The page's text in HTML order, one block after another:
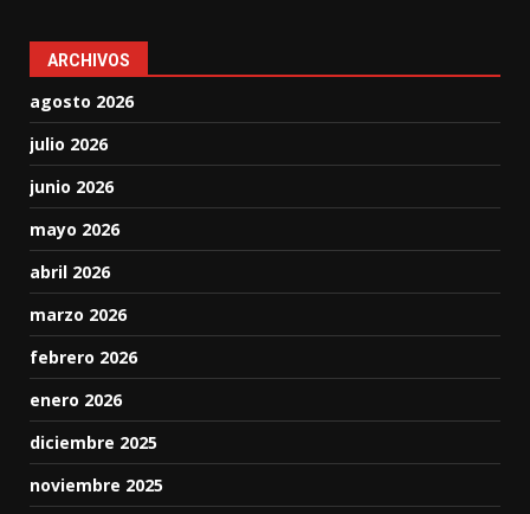
ARCHIVOS
agosto 2026
julio 2026
junio 2026
mayo 2026
abril 2026
marzo 2026
febrero 2026
enero 2026
diciembre 2025
noviembre 2025